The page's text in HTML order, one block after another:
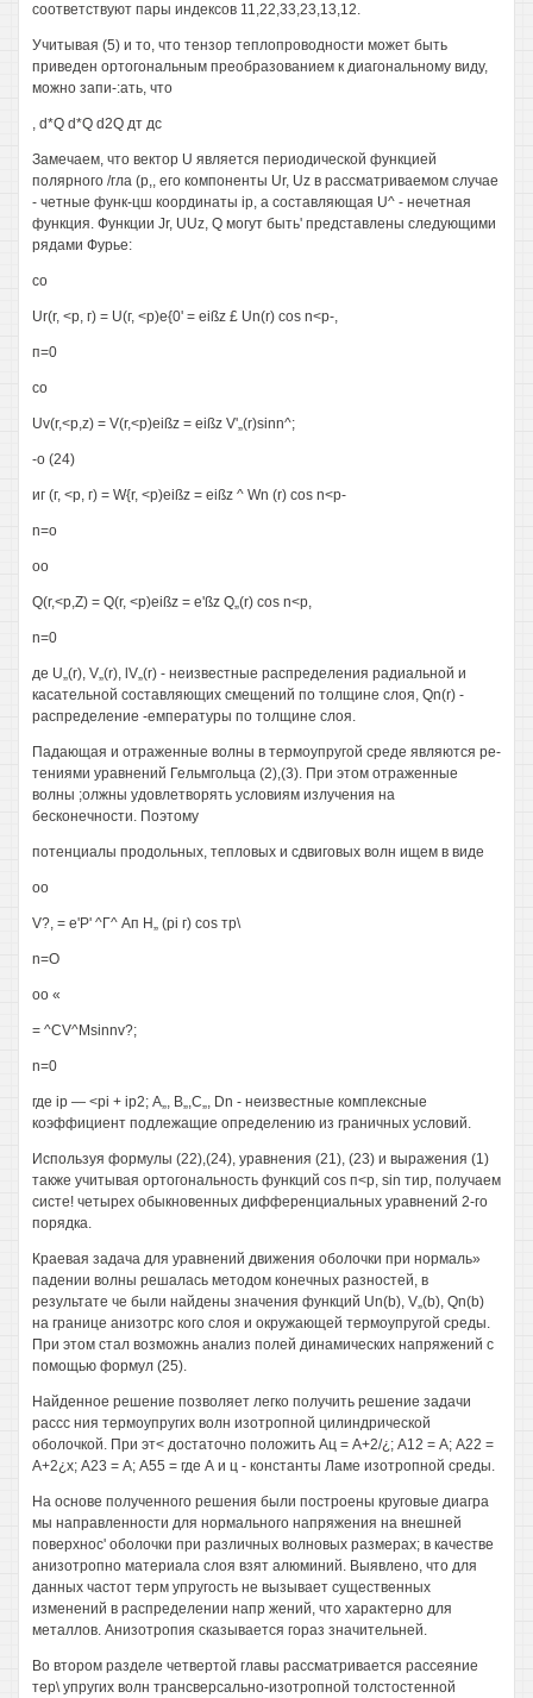
соответствуют пары индексов 11,22,33,23,13,12.
Учитывая (5) и то, что тензор теплопроводности может быть
приведен ортогональным преобразованием к диагональному виду,
можно запи-:ать, что
, d*Q d*Q d2Q дт дс
Замечаем, что вектор U является периодической функцией
полярного /гла (р,, его компоненты Ur, Uz в рассматриваемом случае
- четные функ-цш координаты ip, а составляющая U^ - нечетная
функция. Функции Jr, UUz, Q могут быть' представлены следующими
рядами Фурье:
со
Ur(r, <р, г) = U(г, <р)е{0' = eißz £ Un(r) cos n<p-,
п=0
со
Uv(r,<p,z) = V(r,<p)eißz = eißz V'„(r)sinn^;
-о (24)
иг (г, <р, г) = W{r, <p)eißz = eißz ^ Wn (r) cos n<p-
n=о
oo
Q(r,<p,Z) = Q(r, <p)eißz = e'ßz Q„(r) cos n<p,
n=0
де U„(r), V„(r), lV„(r) - неизвестные распределения радиальной и
касательной составляющих смещений по толщине слоя, Qn(r) -
распределение -емпературы по толщине слоя.
Падающая и отраженные волны в термоупругой среде являются ре-
тениями уравнений Гельмгольца (2),(3). При этом отраженные
волны ;олжны удовлетворять условиям излучения на
бесконечности. Поэтому
потенциалы продольных, тепловых и сдвиговых волн ищем в виде
оо
V?, = е'Р' ^Г^ Ап Н„ (pi г) cos тр\
n=О
оо «
= ^CV^Msinnv?;
n=0
где ip — <pi + ip2; А„, В„,С„, Dn - неизвестные комплексные
коэффициент подлежащие определению из граничных условий.
Используя формулы (22),(24), уравнения (21), (23) и выражения (1)
также учитывая ортогональность функций cos п<р, sin тир, получаем
систе! четырех обыкновенных дифференциальных уравнений 2-го
порядка.
Краевая задача для уравнений движения оболочки при нормаль»
падении волны решалась методом конечных разностей, в
результате че были найдены значения функций Un(b), V„(b), Qn(b)
на границе анизотрс кого слоя и окружающей термоупругой среды.
При этом стал возможнь анализ полей динамических напряжений с
помощью формул (25).
Найденное решение позволяет легко получить решение задачи
рассс ния термоупругих волн изотропной цилиндрической
оболочкой. При эт< достаточно положить Ац = A+2/¿; А12 = А; А22 =
A+2¿x; А23 = А; А55 = где А и ц - константы Ламе изотропной среды.
На основе полученного решения были построены круговые диагра
мы направленности для нормального напряжения на внешней
поверхнос' оболочки при различных волновых размерах; в качестве
анизотропно материала слоя взят алюминий. Выявлено, что для
данных частот терм упругость не вызывает существенных
изменений в распределении напр жений, что характерно для
металлов. Анизотропия сказывается гораз значительней.
Во втором разделе четвертой главы рассматривается рассеяние
тер\ упругих волн трансверсально-изотропной толстостенной